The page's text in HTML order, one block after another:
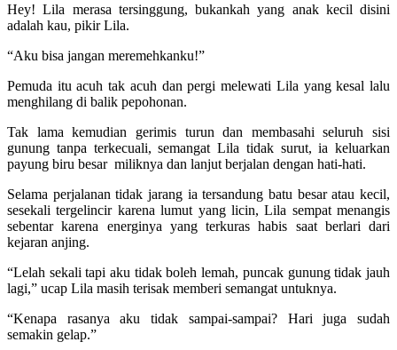
Hey! Lila merasa tersinggung, bukankah yang anak kecil disini
adalah kau, pikir Lila.
“Aku bisa jangan meremehkanku!”
Pemuda itu acuh tak acuh dan pergi melewati Lila yang kesal lalu
menghilang di balik pepohonan.
Tak lama kemudian gerimis turun dan membasahi seluruh sisi
gunung tanpa terkecuali, semangat Lila tidak surut, ia keluarkan
payung biru besar miliknya dan lanjut berjalan dengan hati-hati.
Selama perjalanan tidak jarang ia tersandung batu besar atau kecil,
sesekali tergelincir karena lumut yang licin, Lila sempat menangis
sebentar karena energinya yang terkuras habis saat berlari dari
kejaran anjing.
“Lelah sekali tapi aku tidak boleh lemah, puncak gunung tidak jauh
lagi,” ucap Lila masih terisak memberi semangat untuknya.
“Kenapa rasanya aku tidak sampai-sampai? Hari juga sudah
semakin gelap.”